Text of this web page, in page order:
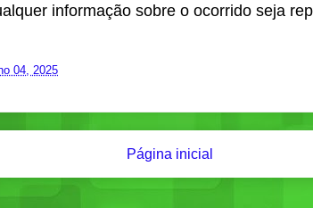
informação sobre o ocorrido seja
04, 2025
Página inicial